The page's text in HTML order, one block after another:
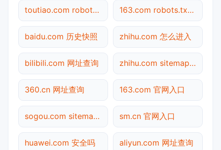
toutiao.com robots.txt检测 163.com robots.txt检测
baidu.com 历史快照 zhihu.com 怎么进入
bilibili.com 网址查询 zhihu.com sitemap.xml检测
360.cn 网址查询 163.com 官网入口
sogou.com sitemap.xml检测 sm.cn 官网入口
huawei.com 安全吗 aliyun.com 网址查询